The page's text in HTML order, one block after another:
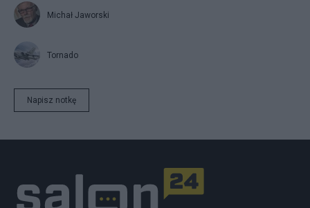
Michał Jaworski
Tornado
Napisz notkę